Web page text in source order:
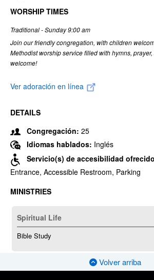
WORSHIP TIMES
Traditional - Sunday 9:00 am
Join our friendly congregation, with children
Methodist worship service filled with hymns,
welcome!
Ver adoración en línea
DETAILS
Congregación: 25
Idiomas hablados: Inglés
Servicio(s) de accesibilidad
Entrance, Accessible Restroom, Parking
MINISTRIES
Spiritual Life
Bible Study
Volver arriba